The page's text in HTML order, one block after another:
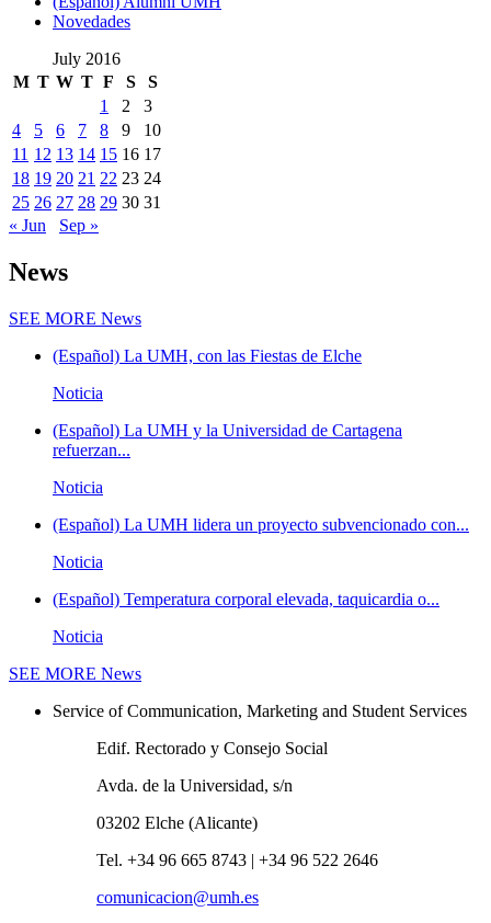
Novedades
July 2016
M T W T F S
S
1
2
3
4
5 6 7 8 9
10
11 12 13 14 15 16 17
18 19 20 21 22 23 24
25 26 27 28 29 30 31
« Jun
Sep »
News
SEE MORE News
(Español) La UMH, con las Fiestas de Elche
Noticia
(Español) La UMH y la Universidad de Cartagena
refuerzan...
Noticia
(Español) La UMH lidera un proyecto subvencionado con...
Noticia
(Español) Temperatura corporal elevada, taquicardia o...
Noticia
SEE MORE News
Service of Communication, Marketing and Student Services
Edif. Rectorado y Consejo Social
Avda. de la Universidad, s/n
03202 Elche (Alicante)
Tel. +34 96 665 8743 | +34 96 522 2646
comunicacion@umh.es